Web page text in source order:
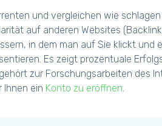
und vergleichen wie
auf anderen Websites
in dem man auf Sie klickt
Es zeigt prozentuale
zur Forschungsarbeiten des
Ihnen ein Konto zu eröffnen.